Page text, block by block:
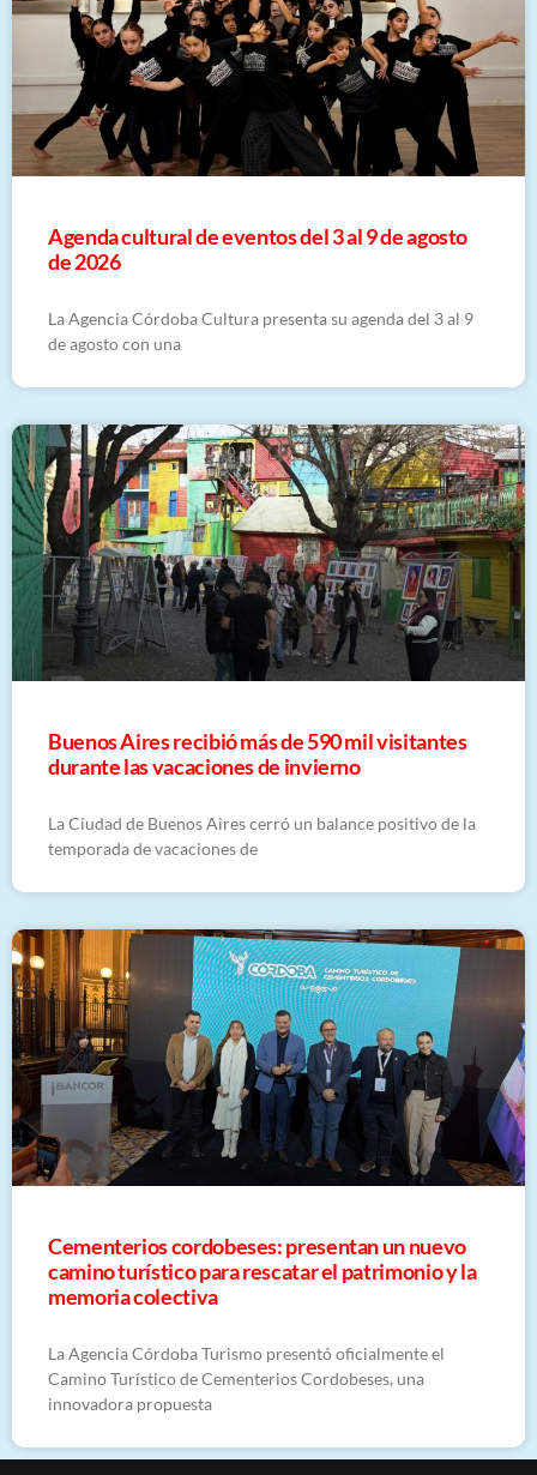
​Agenda cultural de eventos del 3 al 9 de agosto
de 2026
La Agencia Córdoba Cultura presenta su agenda del 3 al 9
de agosto con una
Buenos Aires recibió más de 590 mil visitantes
durante las vacaciones de invierno
La Ciudad de Buenos Aires cerró un balance positivo de la
temporada de vacaciones de
Cementerios cordobeses: presentan un nuevo
camino turístico para rescatar el patrimonio y la
memoria colectiva
La Agencia Córdoba Turismo presentó oficialmente el
Camino Turístico de Cementerios Cordobeses, una
innovadora propuesta